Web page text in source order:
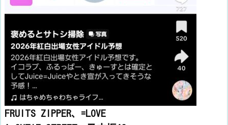
FRUITS ZIPPER、=LOVE